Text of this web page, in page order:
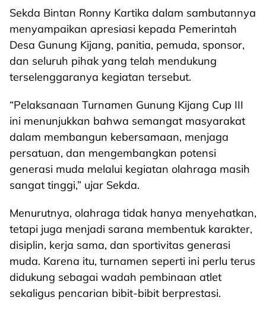
Sekda Bintan Ronny Kartika dalam sambutannya
menyampaikan apresiasi kepada Pemerintah
Desa Gunung Kijang, panitia, pemuda, sponsor,
dan seluruh pihak yang telah mendukung
terselenggaranya kegiatan tersebut.
“Pelaksanaan Turnamen Gunung Kijang Cup III
ini menunjukkan bahwa semangat masyarakat
dalam membangun kebersamaan, menjaga
persatuan, dan mengembangkan potensi
generasi muda melalui kegiatan olahraga masih
sangat tinggi,” ujar Sekda.
Menurutnya, olahraga tidak hanya menyehatkan,
tetapi juga menjadi sarana membentuk karakter,
disiplin, kerja sama, dan sportivitas generasi
muda. Karena itu, turnamen seperti ini perlu terus
didukung sebagai wadah pembinaan atlet
sekaligus pencarian bibit-bibit berprestasi.